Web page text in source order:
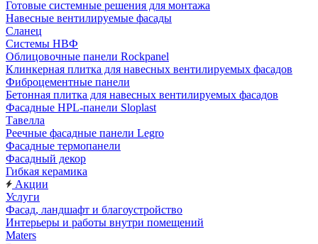
Готовые системные решения для монтажа
Навесные вентилируемые фасады
Сланец
Системы НВФ
Облицовочные панели Rockpanel
Клинкерная плитка для навесных вентилируемых фасадов
Фиброцементные панели
Бетонная плитка для навесных вентилируемых фасадов
Фасадные HPL-панели Sloplast
Тавелла
Реечные фасадные панели Legro
Фасадные термопанели
Фасадный декор
Гибкая керамика
Акции
Услуги
Фасад, ландшафт и благоустройство
Интерьеры и работы внутри помещений
Maters